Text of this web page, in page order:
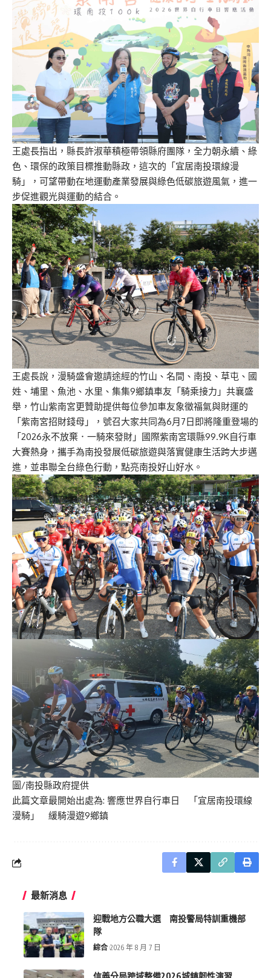
王處長指出，縣長許淑華積極帶領縣府團隊，全力朝永續、綠
色、環保的政策目標推動縣政，這次的「宜居南投環線漫
騎」，可望帶動在地運動產業發展與綠色低碳旅遊風氣，進一
步促進觀光與運動的結合。
王處長說，漫騎盛會邀請途經的竹山、名間、南投、草屯、國
姓、埔里、魚池、水里、集集9鄉鎮車友「騎乘接力」共襄盛
舉，竹山紫南宮更贊助提供每位參加車友象徵福氣與財運的
「紫南宮招財錢母」，號召大家共同為6月7日即將隆重登場的
「2026永不放棄．一騎來發財」國際紫南宮環縣99.9K自行車
大賽熱身，攜手為南投發展低碳旅遊與落實健康生活跨大步邁
進，並串聯全台綠色行動，點亮南投好山好水。
圖/南投縣政府提供
此篇文章最開始出處為: 響應世界自行車日 「宜居南投環線
漫騎」 緩騎漫遊9鄉鎮
最新消息
迎戰地方公職大選 南投警局特訓重機部
隊
綜合 2026 年 8 月 7 日